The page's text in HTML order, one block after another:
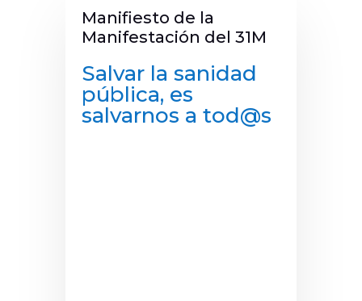
Manifiesto de la
Manifestación del 31M
Salvar la sanidad
pública, es
salvarnos a tod@s